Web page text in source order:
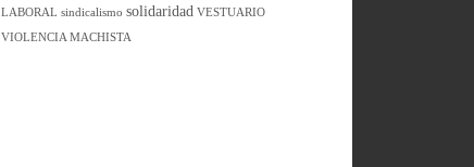
LABORAL sindicalismo solidaridad VESTUARIO
VIOLENCIA MACHISTA